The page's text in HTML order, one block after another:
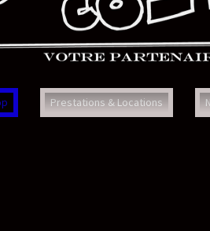
Nous Contacter Faq